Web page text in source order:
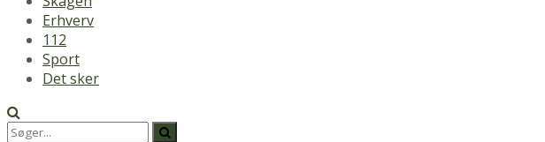
Erhverv
112
Sport
Det sker